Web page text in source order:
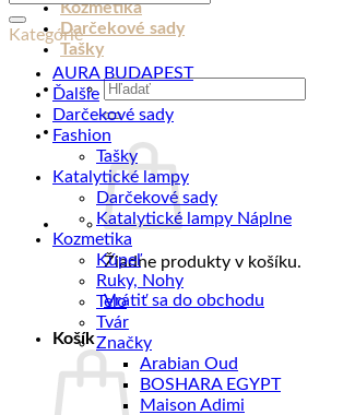
Kozmetika
Darčekové sady
Tašky
Hľadať:
Žiadne produkty v košíku.
Vrátiť sa do obchodu
Košík
tyčinkami
GRIGIO
MILANO
Skyline,
125
ml
Kategórie
AURA BUDAPEST
Ďalšie
Darčekové sady
Fashion
Tašky
Katalytické lampy
Darčekové sady
Katalytické lampy Náplne
Kozmetika
Kúpeľ
Ruky, Nohy
Telo
Tvár
Značky
Arabian Oud
BOSHARA EGYPT
Maison Adimi